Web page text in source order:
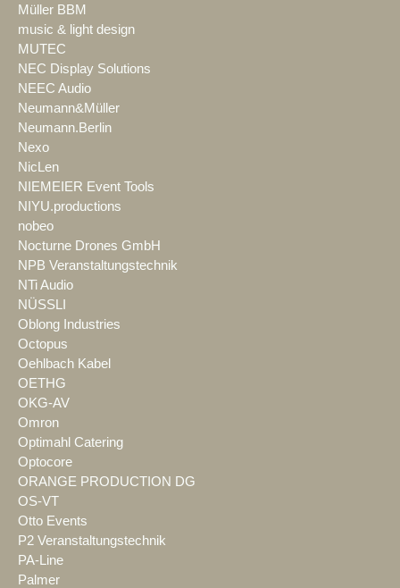
Müller BBM
music & light design
MUTEC
NEC Display Solutions
NEEC Audio
Neumann&Müller
Neumann.Berlin
Nexo
NicLen
NIEMEIER Event Tools
NIYU.productions
nobeo
Nocturne Drones GmbH
NPB Veranstaltungstechnik
NTi Audio
NÜSSLI
Oblong Industries
Octopus
Oehlbach Kabel
OETHG
OKG-AV
Omron
Optimahl Catering
Optocore
ORANGE PRODUCTION DG
OS-VT
Otto Events
P2 Veranstaltungstechnik
PA-Line
Palmer